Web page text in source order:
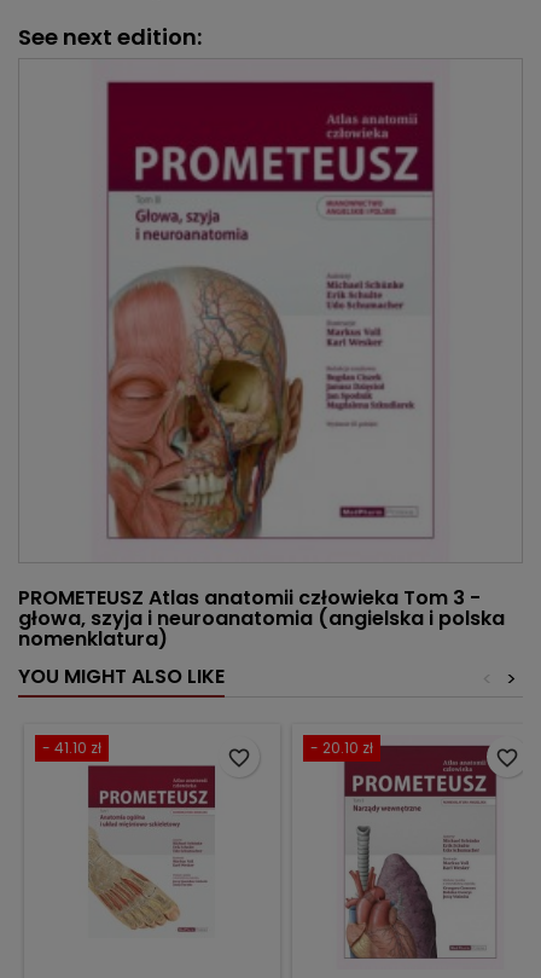
See next edition:
PROMETEUSZ Atlas anatomii człowieka Tom 3 -
głowa, szyja i neuroanatomia (angielska i polska
nomenklatura)
YOU MIGHT ALSO LIKE
>
<
- 41.10 zł favorite_border - 20.10 zł favorite_border